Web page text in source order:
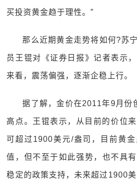
买投资黄金趋于理性。”
那么近期黄金走势将如何?苏
员王锟对《证券日报》记者表示
来看，震荡偏强，逐渐企稳上行。
据了解，金价在2011年9月份
高点。王锟表示，从目前的价位
可超过1900美元/盎司，目前黄
值，但不至于如此强势，也不具
稳定的政策支持，未来超过1900美